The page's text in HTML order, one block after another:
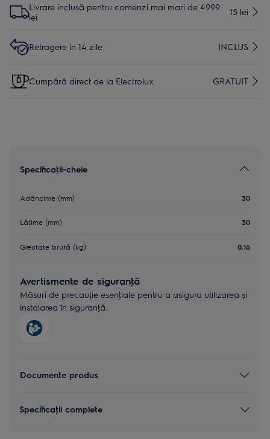
Livrare inclusă pentru comenzi mai mari de 4999
lei
15 lei
Retragere în 14 zile INCLUS
Cumpără direct de la Electrolux GRATUIT
Specificaţii-cheie
Adâncime (mm) 30
Lăţime (mm) 30
Greutate brută (kg) 0.16
Avertismente de siguranţă
Măsuri de precauţie esenţiale pentru a asigura utilizarea și
instalarea în siguranţă.
Documente produs
Specificaţii complete